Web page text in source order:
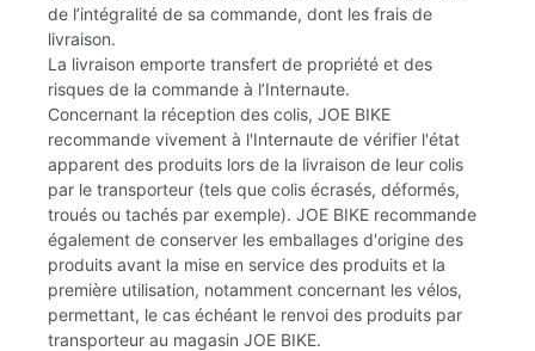
de l’intégralité de sa commande, dont les frais de
livraison.
La livraison emporte transfert de propriété et des
risques de la commande à l’Internaute.
Concernant la réception des colis, JOE BIKE
recommande vivement à l'Internaute de vérifier l'état
apparent des produits lors de la livraison de leur colis
par le transporteur (tels que colis écrasés, déformés,
troués ou tachés par exemple). JOE BIKE recommande
également de conserver les emballages d'origine des
produits avant la mise en service des produits et la
première utilisation, notamment concernant les vélos,
permettant, le cas échéant le renvoi des produits par
transporteur au magasin JOE BIKE.